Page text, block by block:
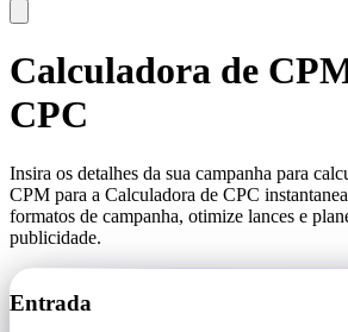
Calculadora de
CPC
Insira os detalhes da sua campanha para
CPM para a Calculadora de CPC
formatos de campanha, otimize lances e
publicidade.
Entrada